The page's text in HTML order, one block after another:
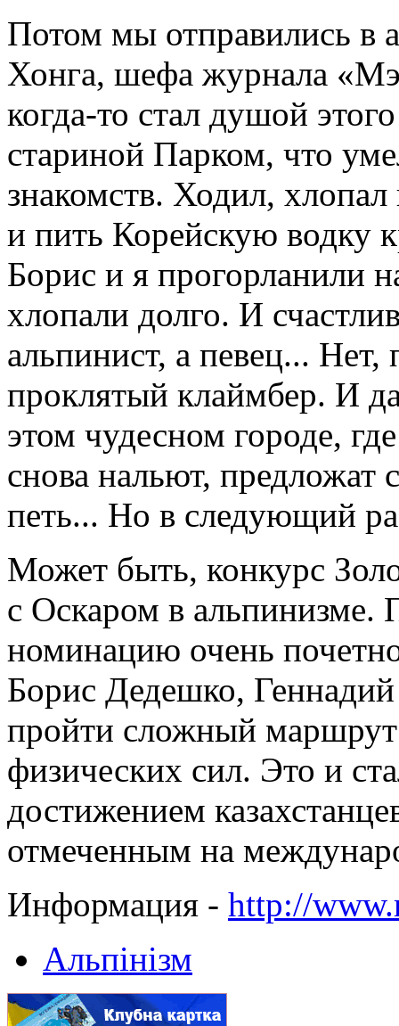
Потом мы отправились в
Хонга, шефа журнала
когда-то стал душой
стариной Парком, что
знакомств. Ходил, хлопал
и пить Корейскую водку
Борис и я прогорланили
хлопали долго. И
альпинист, а певец...
проклятый клаймбер. И
этом чудесном городе,
снова нальют, предложат
петь... Но в следующий
Может быть, конкурс
с Оскаром в альпинизме.
номинацию очень
Борис Дедешко,
пройти сложный
физических сил. Это и
достижением
отмеченным на
Информация - http://
Альпінізм